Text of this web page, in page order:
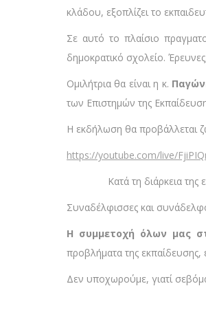
κλάδου, εξοπλίζει το
Σε αυτό το πλαίσιο
δημοκρατικό σχολείο.
Ομιλήτρια θα είναι η κ.
των Επιστημών της
Η εκδήλωση θα προβάλλεται
https://youtube.com/live/
Κατά τη διάρκεια της
Συναδέλφισσες και
Η συμμετοχή όλων μας
προβλήματα της
Δεν υποχωρούμε, γιατί